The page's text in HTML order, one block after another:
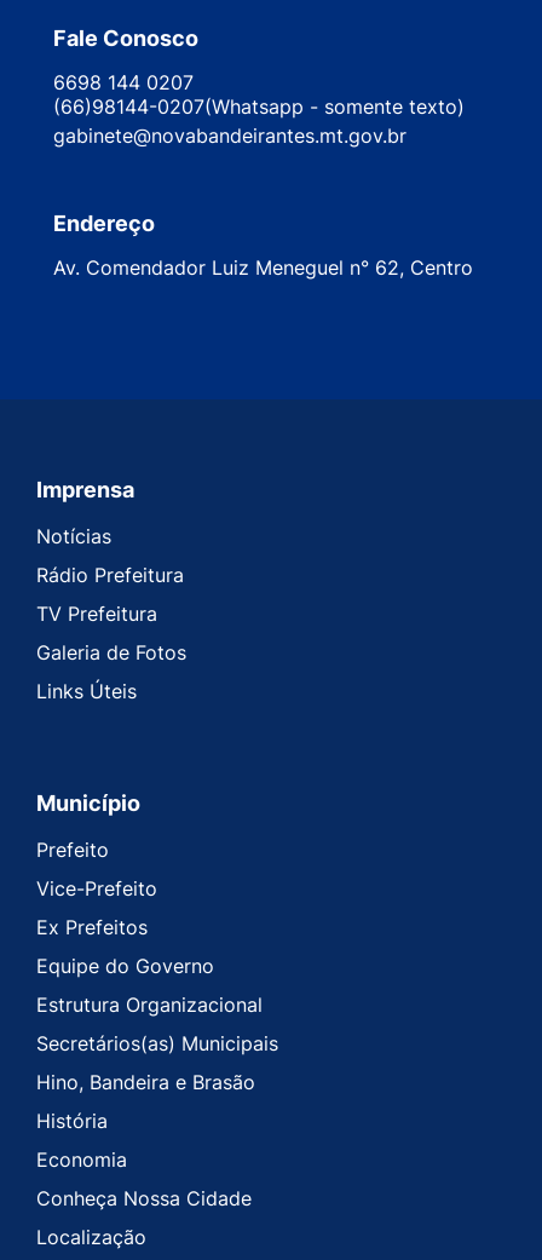
Fale Conosco
6698 144 0207
(66)98144-0207(Whatsapp - somente texto)
gabinete@novabandeirantes.mt.gov.br
Endereço
Av. Comendador Luiz Meneguel n° 62, Centro
Seção do Rodapé e Contato
Imprensa
Notícias
Rádio Prefeitura
TV Prefeitura
Galeria de Fotos
Links Úteis
Município
Prefeito
Vice-Prefeito
Ex Prefeitos
Equipe do Governo
Estrutura Organizacional
Secretários(as) Municipais
Hino, Bandeira e Brasão
História
Economia
Conheça Nossa Cidade
Localização